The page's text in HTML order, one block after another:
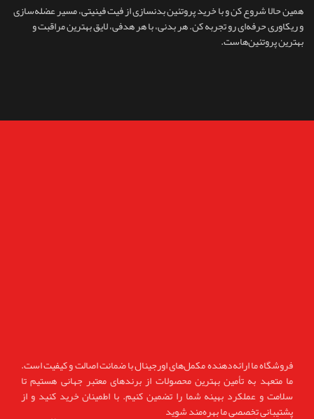
همین حالا شروع کن و با خرید پروتئین بدنسازی از فیت فینیتی، مسیر عضله‌سازی
و ریکاوری حرفه‌ای رو تجربه کن. هر بدنی، با هر هدفی، لایق بهترین مراقبت و
بهترین پروتئین‌هاست.
فروشگاه ما ارائه‌دهنده مکمل‌های اورجینال با ضمانت اصالت و کیفیت است.
ما متعهد به تأمین بهترین محصولات از برندهای معتبر جهانی هستیم تا
سلامت و عملکرد بهینه شما را تضمین کنیم. با اطمینان خرید کنید و از
پشتیبانی تخصصی ما بهره‌مند شوید